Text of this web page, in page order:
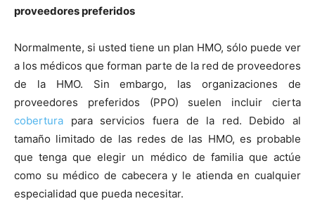
proveedores preferidos
Normalmente, si usted tiene un plan HMO, sólo puede ver
a los médicos que forman parte de la red de proveedores
de la HMO. Sin embargo, las organizaciones de
proveedores preferidos (PPO) suelen incluir cierta
cobertura para servicios fuera de la red. Debido al
tamaño limitado de las redes de las HMO, es probable
que tenga que elegir un médico de familia que actúe
como su médico de cabecera y le atienda en cualquier
especialidad que pueda necesitar.